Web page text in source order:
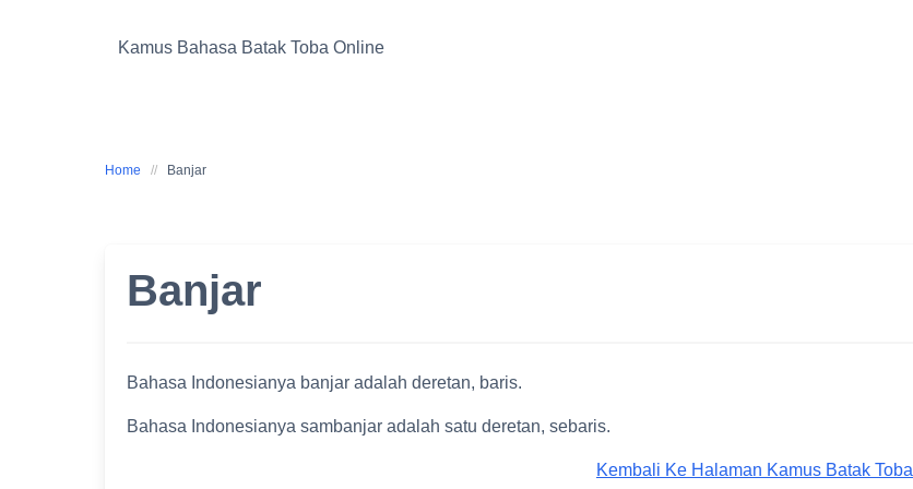
Kamus Bahasa Batak Toba Online
Home Banjar
Banjar
Bahasa Indonesianya banjar adalah deretan, baris.
Bahasa Indonesianya sambanjar adalah satu deretan, sebaris.
Kembali Ke Halaman Kamus Batak Toba